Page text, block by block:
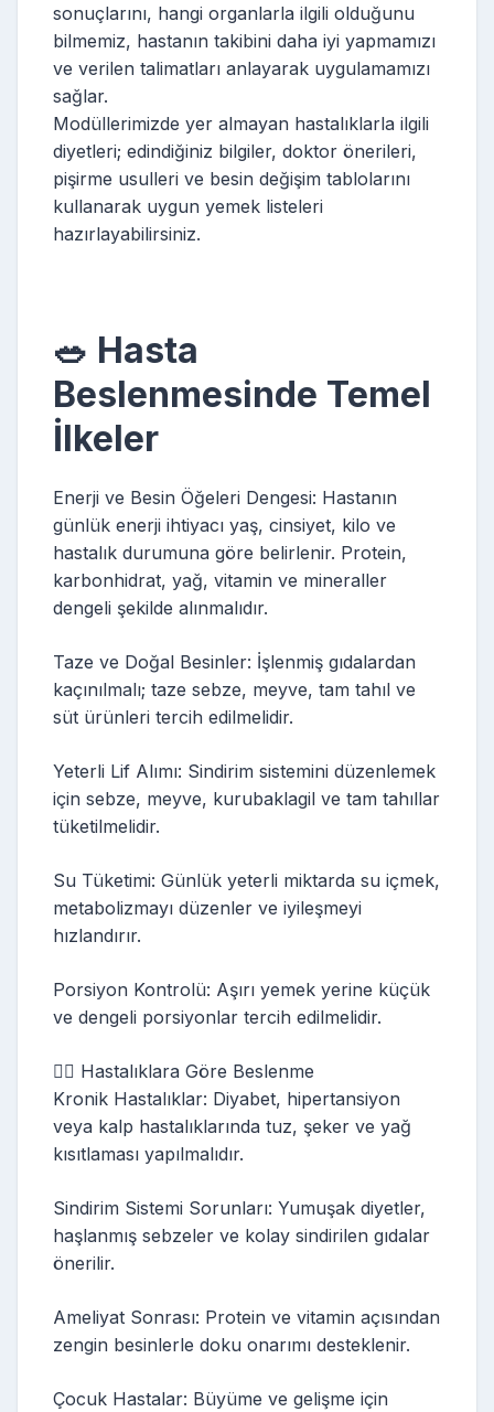
sonuçlarını, hangi organlarla ilgili olduğunu
bilmemiz, hastanın takibini daha iyi yapmamızı
ve verilen talimatları anlayarak uygulamamızı
sağlar.
Modüllerimizde yer almayan hastalıklarla ilgili
diyetleri; edindiğiniz bilgiler, doktor önerileri,
pişirme usulleri ve besin değişim tablolarını
kullanarak uygun yemek listeleri
hazırlayabilirsiniz.
🥗 Hasta
Beslenmesinde Temel
İlkeler
Enerji ve Besin Öğeleri Dengesi: Hastanın
günlük enerji ihtiyacı yaş, cinsiyet, kilo ve
hastalık durumuna göre belirlenir. Protein,
karbonhidrat, yağ, vitamin ve mineraller
dengeli şekilde alınmalıdır.
Taze ve Doğal Besinler: İşlenmiş gıdalardan
kaçınılmalı; taze sebze, meyve, tam tahıl ve
süt ürünleri tercih edilmelidir.
Yeterli Lif Alımı: Sindirim sistemini düzenlemek
için sebze, meyve, kurubaklagil ve tam tahıllar
tüketilmelidir.
Su Tüketimi: Günlük yeterli miktarda su içmek,
metabolizmayı düzenler ve iyileşmeyi
hızlandırır.
Porsiyon Kontrolü: Aşırı yemek yerine küçük
ve dengeli porsiyonlar tercih edilmelidir.
👩‍⚕️ Hastalıklara Göre Beslenme
Kronik Hastalıklar: Diyabet, hipertansiyon
veya kalp hastalıklarında tuz, şeker ve yağ
kısıtlaması yapılmalıdır.
Sindirim Sistemi Sorunları: Yumuşak diyetler,
haşlanmış sebzeler ve kolay sindirilen gıdalar
önerilir.
Ameliyat Sonrası: Protein ve vitamin açısından
zengin besinlerle doku onarımı desteklenir.
Çocuk Hastalar: Büyüme ve gelişme için